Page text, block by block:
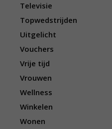
Televisie
Topwedstrijden
Uitgelicht
Vouchers
Vrije tijd
Vrouwen
Wellness
Winkelen
Wonen